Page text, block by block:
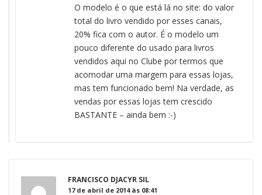
O modelo é o que está lá no site: do valor
total do livro vendido por esses canais,
20% fica com o autor. É o modelo um
pouco diferente do usado para livros
vendidos aqui no Clube por termos que
acomodar uma margem para essas lojas,
mas tem funcionado bem! Na verdade, as
vendas por essas lojas tem crescido
BASTANTE – ainda bem :-)
FRANCISCO DJACYR SIL
17 de abril de 2014 às 08:41